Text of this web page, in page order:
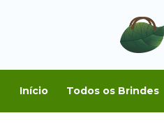
Início Todos os Brindes